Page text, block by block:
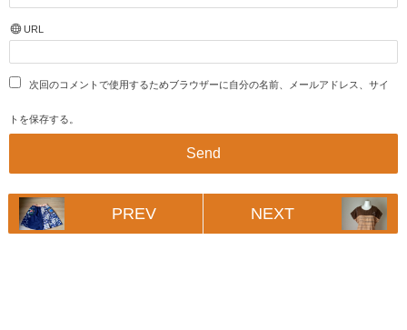
URL
次回のコメントで使用するためブラウザーに自分の名前、メールアドレス、サイ
トを保存する。
PREV NEXT